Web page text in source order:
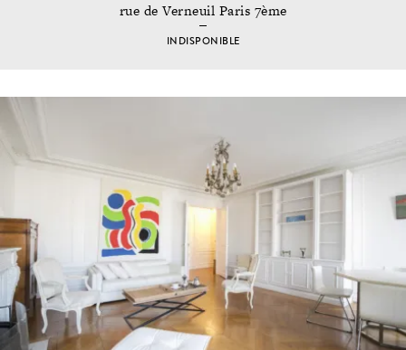
rue de Verneuil Paris 7ème
INDISPONIBLE